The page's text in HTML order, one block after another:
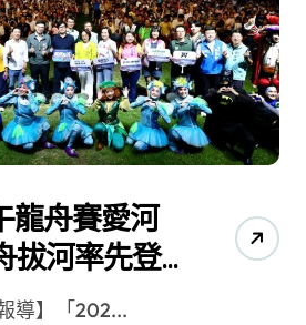
龍舟賽愛河
拔河率先登
報導】「202...